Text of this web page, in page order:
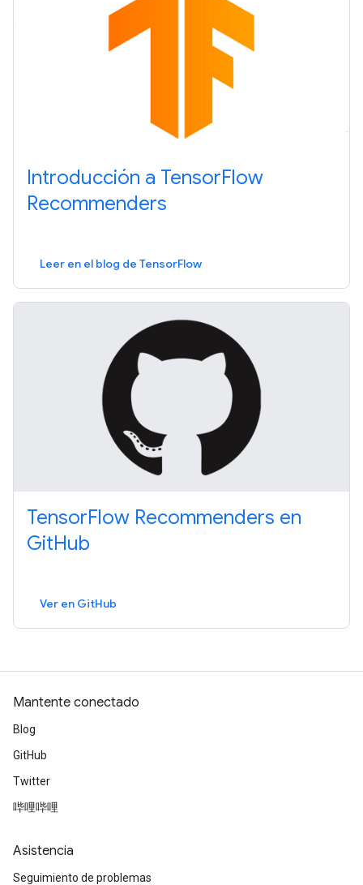
Introducción a TensorFlow
Recommenders
Leer en el blog de TensorFlow
TensorFlow Recommenders en
GitHub
Ver en GitHub
Mantente conectado
Blog
GitHub
Twitter
哔哩哔哩
Asistencia
Seguimiento de problemas